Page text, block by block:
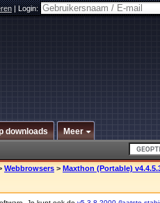
|Login:
downloads Meer
Webbrowsers > Maxthon (Portable)